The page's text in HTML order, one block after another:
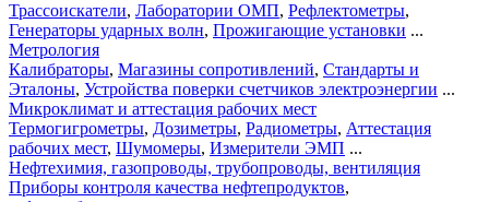
Трассоискатели, Лаборатории ОМП, Рефлектометры,
Генераторы ударных волн, Прожигающие установки ...
Метрология
Калибраторы, Магазины сопротивлений, Стандарты и
Эталоны, Устройства поверки счетчиков электроэнергии ...
Микроклимат и аттестация рабочих мест
Термогигрометры, Дозиметры, Радиометры, Аттестация
рабочих мест, Шумомеры, Измерители ЭМП ...
Нефтехимия, газопроводы, трубопроводы, вентиляция
Приборы контроля качества нефтепродуктов,